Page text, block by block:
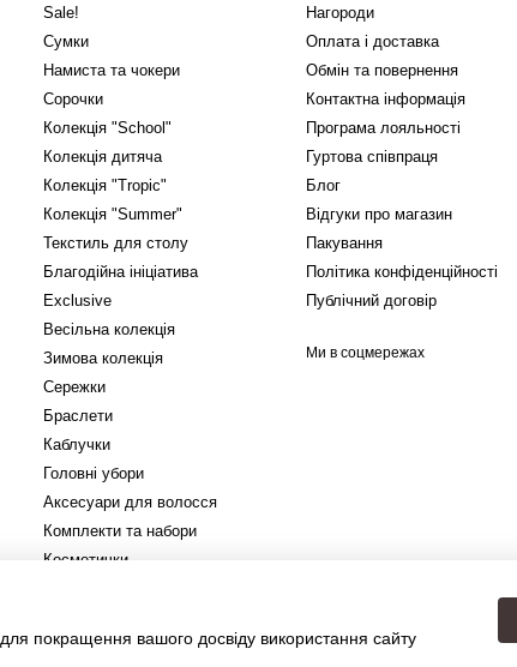
Sale!
Сумки
Намиста та чокери
Сорочки
Колекція "School"
Колекція дитяча
Колекція "Tropic"
Колекція "Summer"
Текстиль для столу
Благодійна ініціатива
Exclusive
Весільна колекція
Зимова колекція
Сережки
Браслети
Каблучки
Головні убори
Аксесуари для волосся
Комплекти та набори
Косметички
Нагороди
Оплата і доставка
Обмін та повернення
Контактна інформація
Програма лояльності
Гуртова співпраця
Блог
Відгуки про магазин
Пакування
Політика конфіденційності
Публічний договір
Ми в соцмережах
для покращення вашого досвіду використання сайту